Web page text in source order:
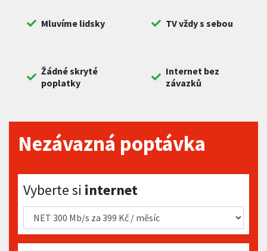
Mluvíme lidsky TV vždy s sebou
Žádné skryté
poplatky
Internet bez
závazků
Nezávazná poptávka
Vyberte si internet
Vyberte si internet